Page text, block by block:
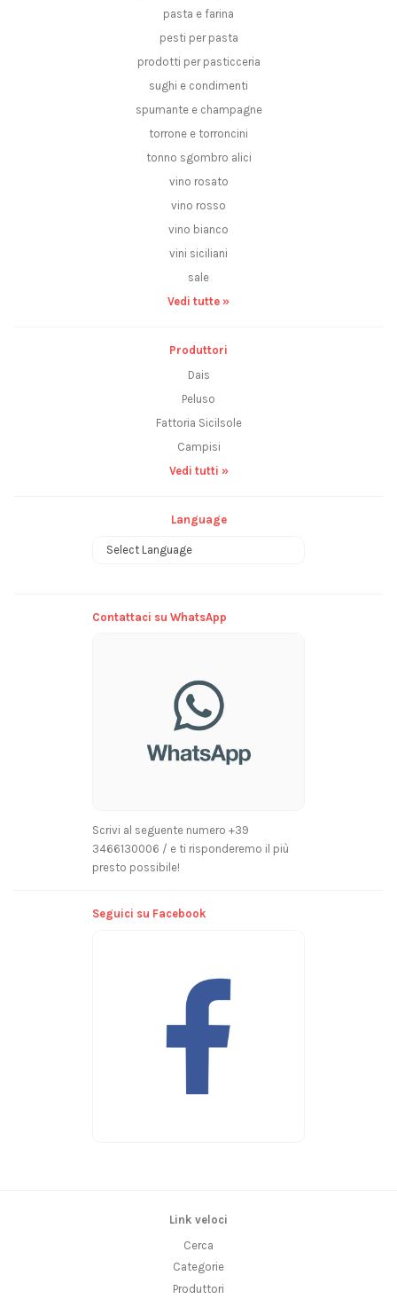
pasta e farina
pesti per pasta
prodotti per pasticceria
sughi e condimenti
spumante e champagne
torrone e torroncini
tonno sgombro alici
vino rosato
vino rosso
vino bianco
vini siciliani
sale
Vedi tutte »
Produttori
Dais
Peluso
Fattoria Sicilsole
Campisi
Vedi tutti »
Language
Contattaci su WhatsApp
Scrivi al seguente numero +39
3466130006 / e ti risponderemo il più
presto possibile!
Seguici su Facebook
Link veloci
Cerca
Categorie
Produttori